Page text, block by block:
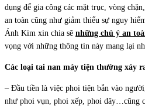
dụng để gia công các mặt trục, vòng
an toàn cũng như giảm thiểu sự nguy
Ánh Kim xin chia sẽ những chú ý an
vọng với những thông tin này mang lại
Các loại tai nan máy tiện thường xảy
– Đầu tiền là việc phoi tiện bắn vào
như phoi vụn, phoi xếp, phoi dây…cũng